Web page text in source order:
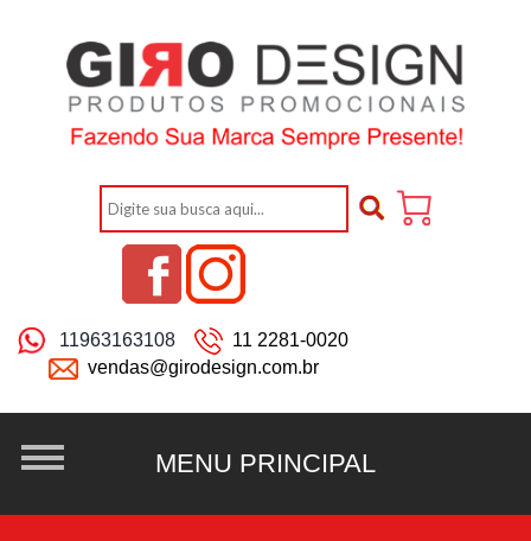
11963163108
11 2281-0020
vendas@girodesign.com.br